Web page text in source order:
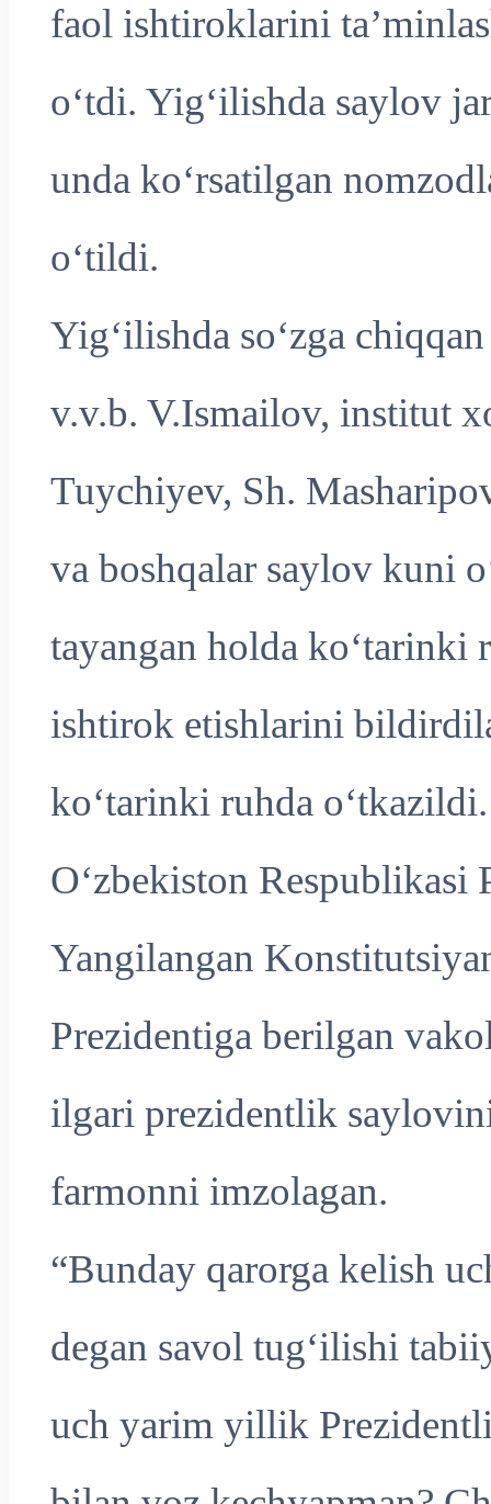
faol ishtiroklarini
o‘tdi. Yig‘ilishda saylov
unda ko‘rsatilgan
o‘tildi.
Yig‘ilishda so‘zga
v.v.b. V.Ismailov, institut
Tuychiyev, Sh.
va boshqalar saylov kuni
tayangan holda ko‘tarinki
ishtirok etishlarini
ko‘tarinki ruhda o‘tkazildi.
O‘zbekiston
Yangilangan
Prezidentiga berilgan
ilgari prezidentlik
farmonni imzolagan.
“Bunday qarorga kelish
degan savol tug‘ilishi
uch yarim yillik